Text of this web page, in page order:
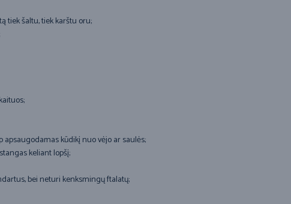
tiek šaltu, tiek karštu oru;
kūdikį nuo vėjo ar saulės;
keliant lopšį;
bei neturi kenksmingų ftalatų;